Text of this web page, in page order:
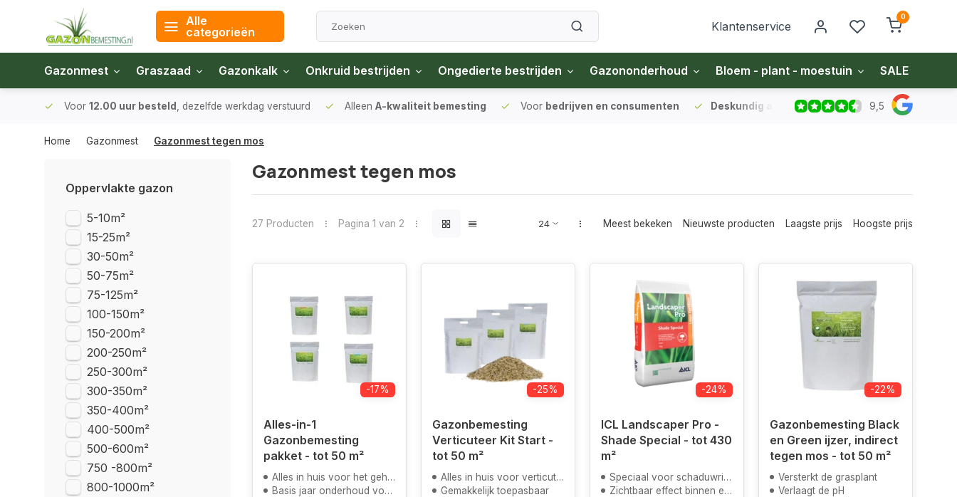
Alle
categorieën
Klantenservice
0
Gazonmest Graszaad Gazonkalk Onkruid bestrijden Ongedierte bestrijden Gazononderhoud Bloem - plant - moestuin SALE
Voor 12.00 uur besteld , dezelfde werkdag verstuurd Alleen A-kwaliteit bemesting Voor bedrijven en consumenten Deskundig adviesvoor gazon en bodem
9,5
Home Gazonmest Gazonmest tegen mos
Oppervlakte gazon
5-10m²
15-25m²
30-50m²
50-75m²
75-125m²
100-150m²
150-200m²
200-250m²
250-300m²
300-350m²
350-400m²
400-500m²
500-600m²
750 -800m²
800-1000m²
Gazonmest tegen mos
27 Producten Pagina 1 van 2 Meest bekeken Nieuwste producten Laagste prijs Hoogste prijs
-17%
Alles-in-1
Gazonbemesting
pakket - tot 50 m²
Alles in huis voor het gehele jaar
Basis jaar onderhoud voor het gazon
-25%
Gazonbemesting
Verticuteer Kit Start -
tot 50 m²
Alles in huis voor verticuteren
Gemakkelijk toepasbaar
-24%
ICL Landscaper Pro -
Shade Special - tot 430
m²
Speciaal voor schaduwrijke gazons
Zichtbaar effect binnen enkele dagen
-22%
Gazonbemesting Black
en Green ijzer, indirect
tegen mos - tot 50 m²
Versterkt de grasplant
Verlaagt de pH